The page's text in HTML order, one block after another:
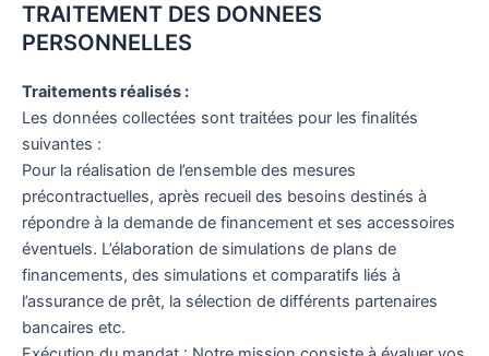
TRAITEMENT DES DONNEES
PERSONNELLES
Traitements réalisés :
Les données collectées sont traitées pour les finalités
suivantes :
Pour la réalisation de l’ensemble des mesures
précontractuelles, après recueil des besoins destinés à
répondre à la demande de financement et ses accessoires
éventuels. L’élaboration de simulations de plans de
financements, des simulations et comparatifs liés à
l’assurance de prêt, la sélection de différents partenaires
bancaires etc.